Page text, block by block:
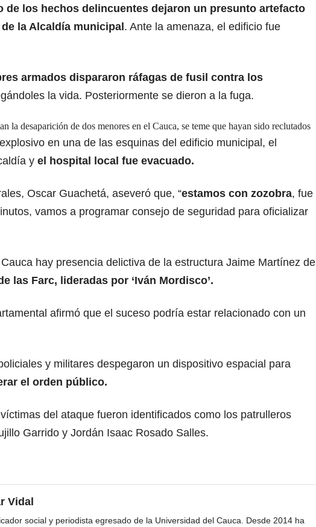
de los hechos delincuentes dejaron un presunto artefacto
la Alcaldía municipal . Ante la amenaza, el edificio fue
armados dispararon ráfagas de fusil contra los
la vida. Posteriormente se dieron a la fuga.
la desaparición de dos menores en el Cauca, se teme que hayan sido reclutados
en una de las esquinas del edificio municipal, el
y el hospital local fue evacuado.
Oscar Guachetá, aseveró que, “estamos con zozobra, fue
vamos a programar consejo de seguridad para oficializar
hay presencia delictiva de la estructura Jaime Martínez de
las Farc, lideradas por ‘Iván Mordisco’.
afirmó que el suceso podría estar relacionado con un
y militares despegaron un dispositivo espacial para
el orden público.
del ataque fueron identificados como los patrulleros
Garrido y Jordán Isaac Rosado Salles.
Vidal
social y periodista egresado de la Universidad del Cauca. Desde 2014 ha